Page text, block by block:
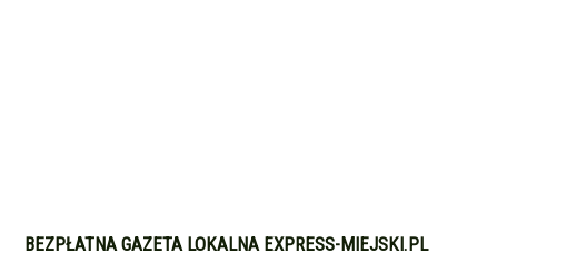
BEZPŁATNA GAZETA LOKALNA EXPRESS-MIEJSKI.PL